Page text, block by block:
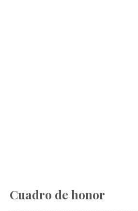
Cuadro de honor